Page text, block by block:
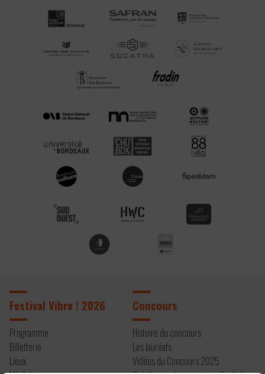
Festival Vibre ! 2026
Programme
Billetterie
Lieux
Concours
Histoire du concours
Les lauréats
Vidéos du Concours 2025